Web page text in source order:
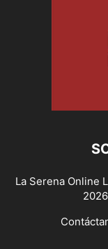
La Serena Online